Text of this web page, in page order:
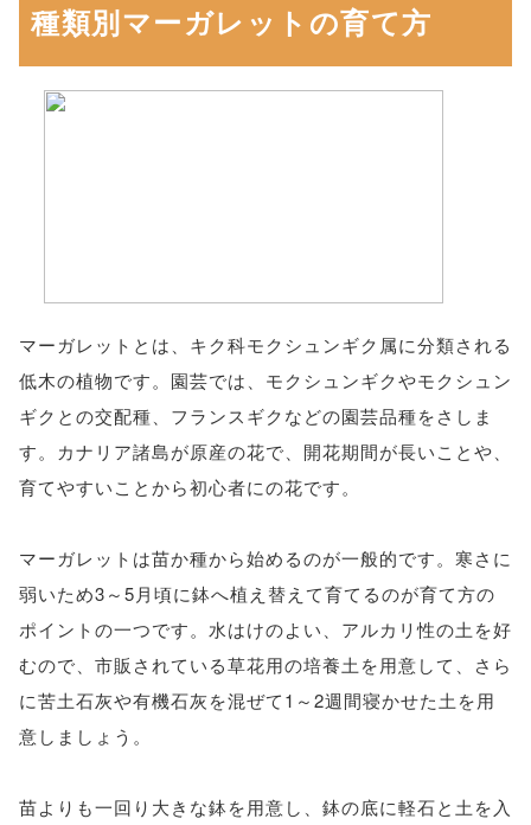
種類別マーガレットの育て方
マーガレットとは、キク科モクシュンギク属に分類される
低木の植物です。園芸では、モクシュンギクやモクシュン
ギクとの交配種、フランスギクなどの園芸品種をさしま
す。カナリア諸島が原産の花で、開花期間が長いことや、
育てやすいことから初心者にの花です。
マーガレットは苗か種から始めるのが一般的です。寒さに
弱いため3～5月頃に鉢へ植え替えて育てるのが育て方の
ポイントの一つです。水はけのよい、アルカリ性の土を好
むので、市販されている草花用の培養土を用意して、さら
に苦土石灰や有機石灰を混ぜて1～2週間寝かせた土を用
意しましょう。
苗よりも一回り大きな鉢を用意し、鉢の底に軽石と土を入